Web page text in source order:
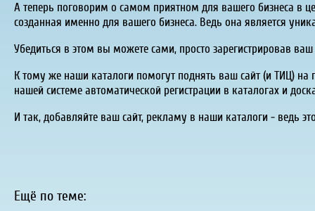
А теперь поговорим о самом приятном для вашего бизнеса в
созданная именно для вашего бизнеса. Ведь она является
Убедиться в этом вы можете сами, просто зарегистрировав
К тому же наши каталоги помогут поднять ваш сайт (и ТИЦ) на
нашей системе автоматической регистрации в каталогах и
И так, добавляйте ваш сайт, рекламу в наши каталоги - ведь
Ещё по теме: